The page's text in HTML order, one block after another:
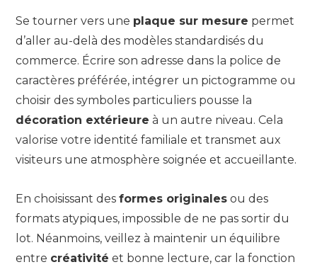
Se tourner vers une plaque sur mesure permet
d’aller au-delà des modèles standardisés du
commerce. Écrire son adresse dans la police de
caractères préférée, intégrer un pictogramme ou
choisir des symboles particuliers pousse la
décoration extérieure à un autre niveau. Cela
valorise votre identité familiale et transmet aux
visiteurs une atmosphère soignée et accueillante.
En choisissant des formes originales ou des
formats atypiques, impossible de ne pas sortir du
lot. Néanmoins, veillez à maintenir un équilibre
entre créativité et bonne lecture, car la fonction